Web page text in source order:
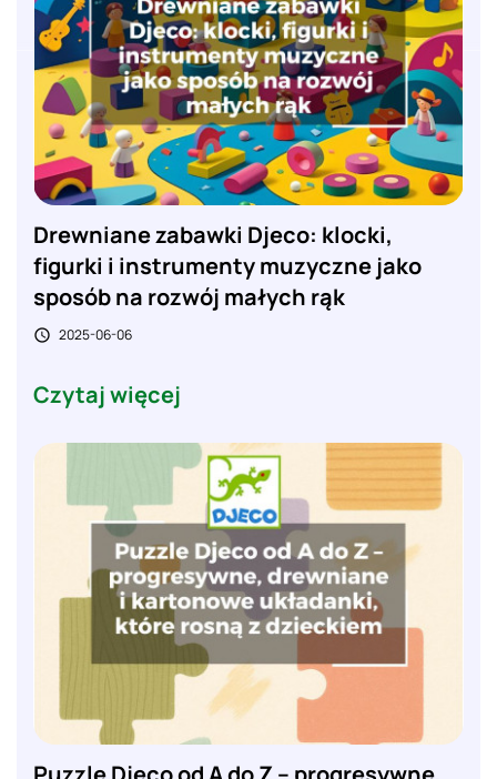
Drewniane zabawki Djeco: klocki,
figurki i instrumenty muzyczne jako
sposób na rozwój małych rąk
 2025-06-06
Czytaj więcej